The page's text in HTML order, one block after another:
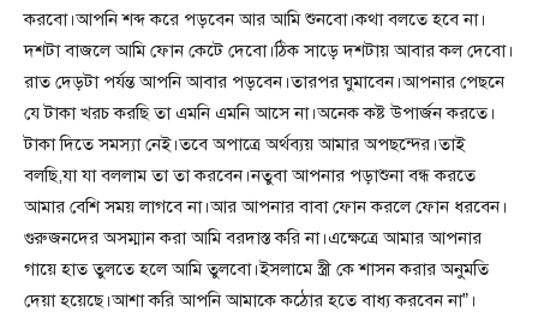
করবো।আপনি শব্দ করে পড়বেন আর আমি শুনবো।কথা বলতে হবে না।
দশটা বাজলে আমি ফোন কেটে দেবো।ঠিক সাড়ে দশটায় আবার কল দেবো।
রাত দেড়টা পর্যন্ত আপনি আবার পড়বেন।তারপর ঘুমাবেন।আপনার পেছনে
যে টাকা খরচ করছি তা এমনি এমনি আসে না।অনেক কষ্ট উপার্জন করতে।
টাকা দিতে সমস্যা নেই।তবে অপাত্রে অর্থব্যয় আমার অপছন্দের।তাই
বলছি,যা যা বললাম তা তা করবেন।নতুবা আপনার পড়াশুনা বন্ধ করতে
আমার বেশি সময় লাগবে না।আর আপনার বাবা ফোন করলে ফোন ধরবেন।
গুরুজনদের অসম্মান করা আমি বরদাস্ত করি না।এক্ষেত্রে আমার আপনার
গায়ে হাত তুলতে হলে আমি তুলবো।ইসলামে স্ত্রী কে শাসন করার অনুমতি
দেয়া হয়েছে।আশা করি আপনি আমাকে কঠোর হতে বাধ্য করবেন না”।